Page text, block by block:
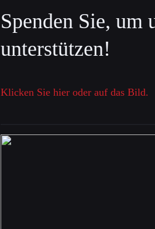
Spenden Sie, um
unterstützen!
Klicken Sie hier oder auf das Bild.